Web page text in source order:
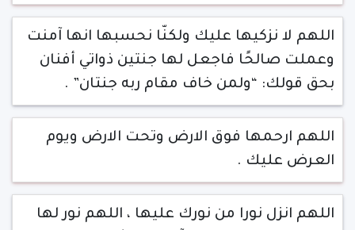
اللهم لا نزكيها عليك ولكنّا نحسبها انها آمنت
وعملت صالحًا فاجعل لها جنتين ذواتي أفنان
بحق قولك: “ولمن خاف مقام ربه جنتان” .
اللهم ارحمها فوق الارض وتحت الارض ويوم
العرض عليك .
اللهم انزل نورا من نورك عليها ، اللهم نور لها